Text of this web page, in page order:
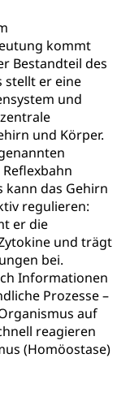
kommt
Bestandteil des
stellt er eine
und
und Körper.
kann das Gehirn
regulieren:
er die
und trägt
bei.
Informationen
Prozesse –
auf
reagieren
(Homöostase)